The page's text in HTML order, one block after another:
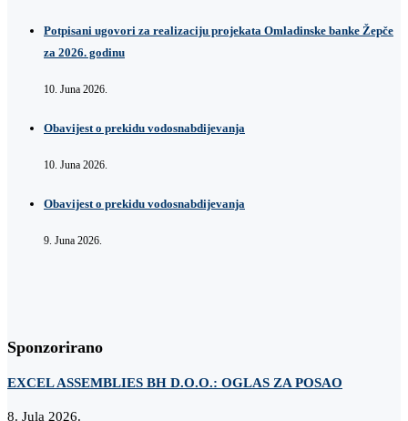
Potpisani ugovori za realizaciju projekata Omladinske banke Žepče
za 2026. godinu
10. Juna 2026.
Obavijest o prekidu vodosnabdijevanja
10. Juna 2026.
Obavijest o prekidu vodosnabdijevanja
9. Juna 2026.
Sponzorirano
EXCEL ASSEMBLIES BH D.O.O.: OGLAS ZA POSAO
8. Jula 2026.